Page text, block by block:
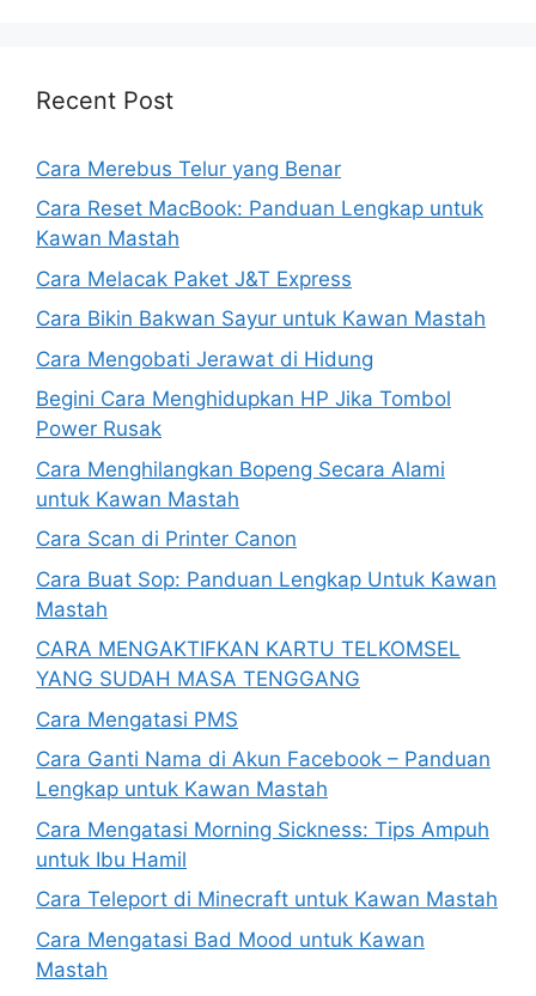
Recent Post
Cara Merebus Telur yang Benar
Cara Reset MacBook: Panduan Lengkap untuk
Kawan Mastah
Cara Melacak Paket J&T Express
Cara Bikin Bakwan Sayur untuk Kawan Mastah
Cara Mengobati Jerawat di Hidung
Begini Cara Menghidupkan HP Jika Tombol
Power Rusak
Cara Menghilangkan Bopeng Secara Alami
untuk Kawan Mastah
Cara Scan di Printer Canon
Cara Buat Sop: Panduan Lengkap Untuk Kawan
Mastah
CARA MENGAKTIFKAN KARTU TELKOMSEL
YANG SUDAH MASA TENGGANG
Cara Mengatasi PMS
Cara Ganti Nama di Akun Facebook – Panduan
Lengkap untuk Kawan Mastah
Cara Mengatasi Morning Sickness: Tips Ampuh
untuk Ibu Hamil
Cara Teleport di Minecraft untuk Kawan Mastah
Cara Mengatasi Bad Mood untuk Kawan
Mastah